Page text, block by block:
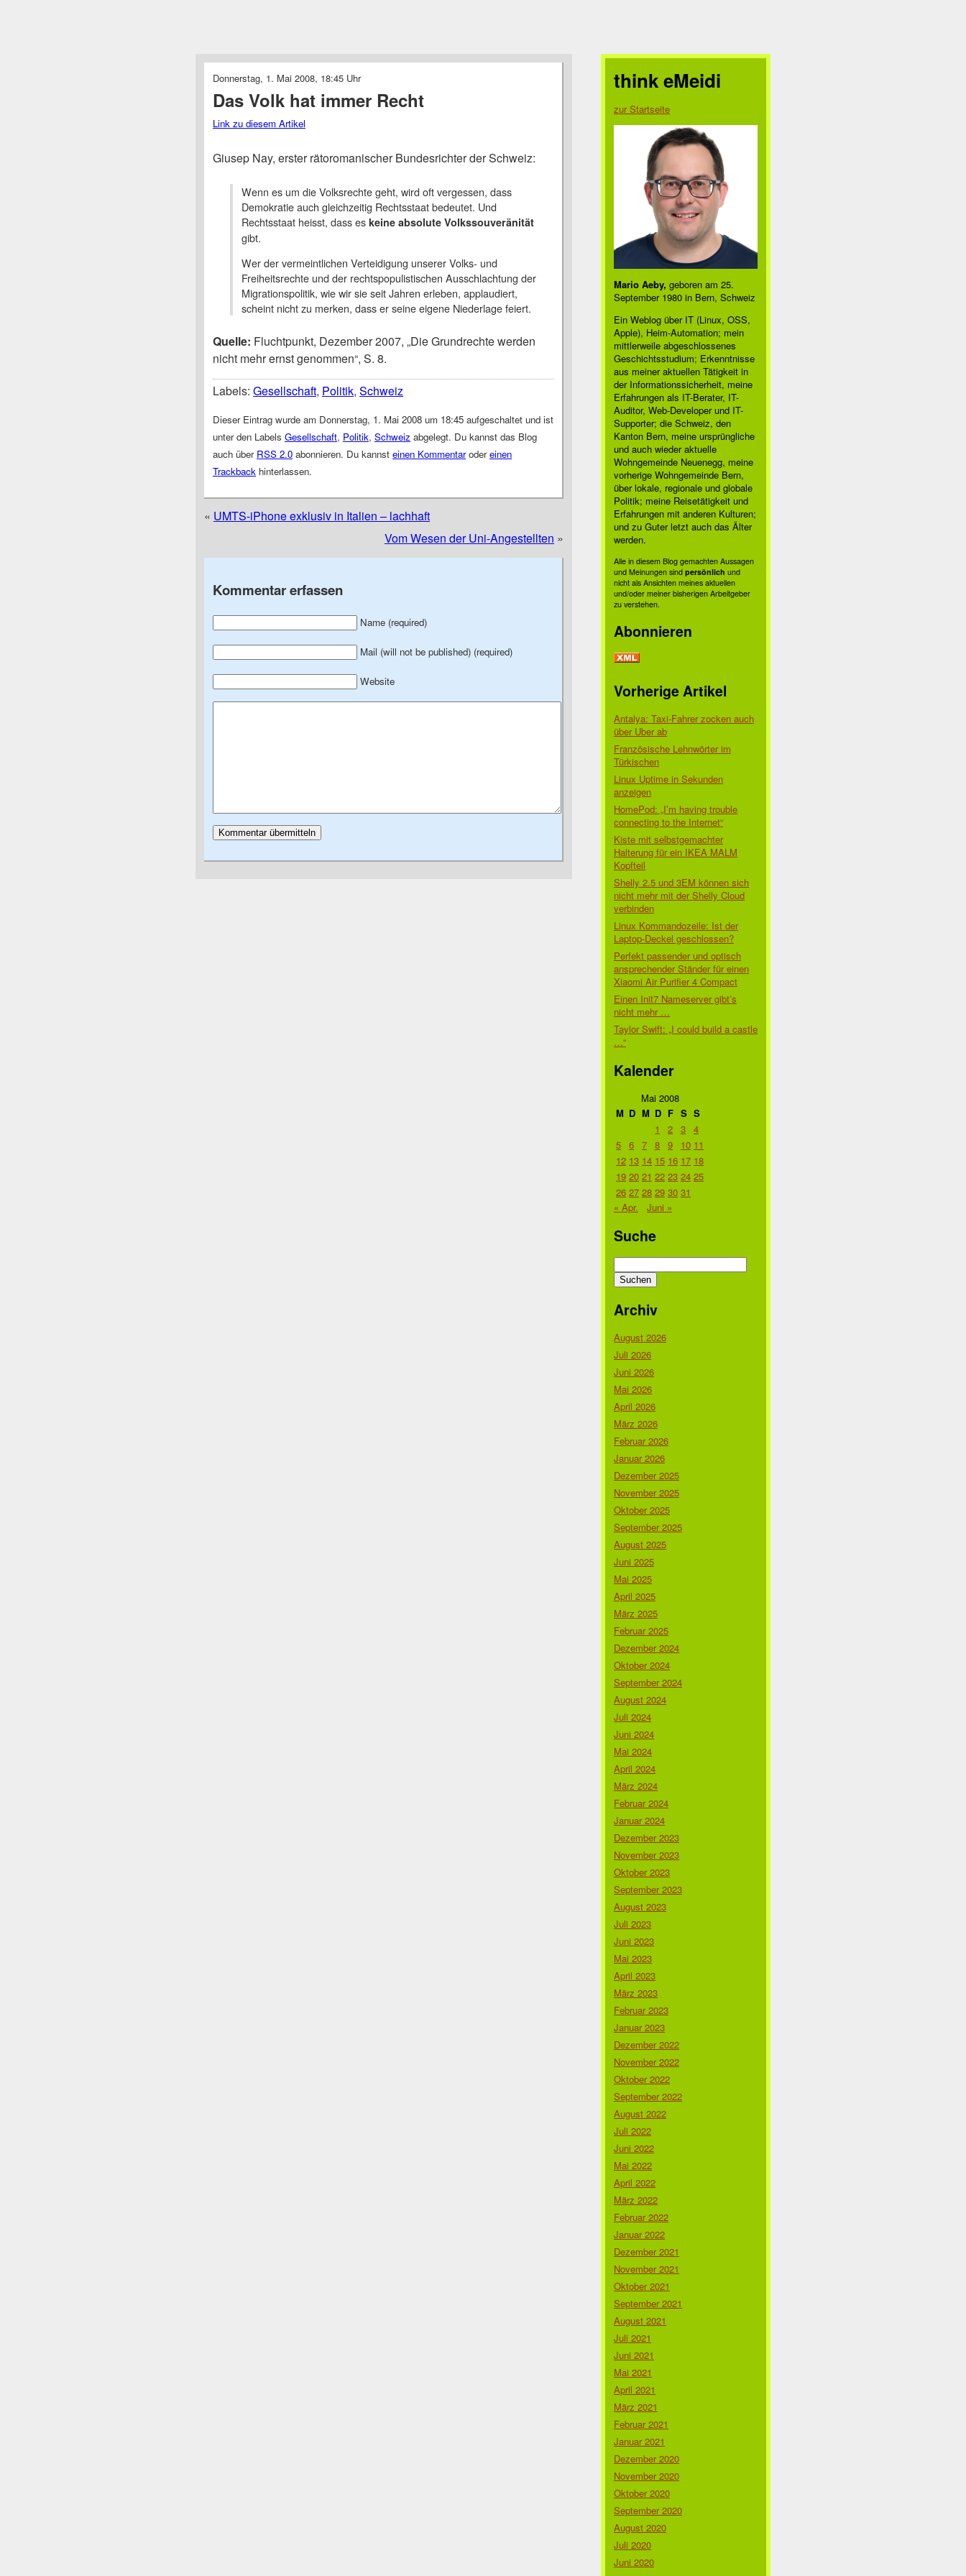
Donnerstag, 1. Mai 2008, 18:45 Uhr
Das Volk hat immer Recht
Link zu diesem Artikel
Giusep Nay, erster rätoromanischer Bundesrichter der Schweiz:
Wenn es um die Volksrechte geht, wird oft vergessen, dass
Demokratie auch gleichzeitig Rechtsstaat bedeutet. Und
Rechtsstaat heisst, dass es keine absolute Volkssouveränität
gibt.
Wer der vermeintlichen Verteidigung unserer Volks- und
Freiheitsrechte und der rechtspopulistischen Ausschlachtung der
Migrationspolitik, wie wir sie seit Jahren erleben, applaudiert,
scheint nicht zu merken, dass er seine eigene Niederlage feiert.
Quelle: Fluchtpunkt, Dezember 2007, „Die Grundrechte werden
nicht mehr ernst genommen“, S. 8.
Labels: Gesellschaft, Politik, Schweiz
Dieser Eintrag wurde am Donnerstag, 1. Mai 2008 um 18:45 aufgeschaltet und ist
unter den Labels Gesellschaft, Politik, Schweiz abgelegt. Du kannst das Blog
auch über RSS 2.0 abonnieren. Du kannst einen Kommentarodereinen
Trackback hinterlassen.
« UMTS-iPhone exklusiv in Italien – lachhaft
Vom Wesen der Uni-Angestellten »
Kommentar erfassen
Name (required)
Mail (will not be published) (required)
Website
think eMeidi
zur Startseite
Mario Aeby, geboren am 25.
September 1980 in Bern, Schweiz
Ein Weblog über IT (Linux, OSS,
Apple), Heim-Automation; mein
mittlerweile abgeschlossenes
Geschichtsstudium; Erkenntnisse
aus meiner aktuellen Tätigkeit in
der Informationssicherheit, meine
Erfahrungen als IT-Berater, IT-
Auditor, Web-Developer und IT-
Supporter; die Schweiz, den
Kanton Bern, meine ursprüngliche
und auch wieder aktuelle
Wohngemeinde Neuenegg, meine
vorherige Wohngemeinde Bern,
über lokale, regionale und globale
Politik; meine Reisetätigkeit und
Erfahrungen mit anderen Kulturen;
und zu Guter letzt auch das Älter
werden.
Alle in diesem Blog gemachten Aussagen
und Meinungen sind persönlich und
nicht als Ansichten meines aktuellen
und/oder meiner bisherigen Arbeitgeber
zu verstehen.
Abonnieren
Vorherige Artikel
Antalya: Taxi-Fahrer zocken auch
über Uber ab
Französische Lehnwörter im
Türkischen
Linux Uptime in Sekunden
anzeigen
HomePod: „I’m having trouble
connecting to the Internet“
Kiste mit selbstgemachter
Halterung für ein IKEA MALM
Kopfteil
Shelly 2.5 und 3EM können sich
nicht mehr mit der Shelly Cloud
verbinden
Linux Kommandozeile: Ist der
Laptop-Deckel geschlossen?
Perfekt passender und optisch
ansprechender Ständer für einen
Xiaomi Air Purifier 4 Compact
Einen Init7 Nameserver gibt’s
nicht mehr …
Taylor Swift: „I could build a castle
…“
Kalender
Mai 2008
M D M D F S S
1
2 3 4
5 6 7 8 9 10 11
12 13 14 15 16 17 18
19 20 21 22 23 24 25
26 27 28 29 30 31
« Apr.
Juni »
Suche
nach:
Archiv
August 2026
Juli 2026
Juni 2026
Mai 2026
April 2026
März 2026
Februar 2026
Januar 2026
Dezember 2025
November 2025
Oktober 2025
September 2025
August 2025
Juni 2025
Mai 2025
April 2025
März 2025
Februar 2025
Dezember 2024
Oktober 2024
September 2024
August 2024
Juli 2024
Juni 2024
Mai 2024
April 2024
März 2024
Februar 2024
Januar 2024
Dezember 2023
November 2023
Oktober 2023
September 2023
August 2023
Juli 2023
Juni 2023
Mai 2023
April 2023
März 2023
Februar 2023
Januar 2023
Dezember 2022
November 2022
Oktober 2022
September 2022
August 2022
Juli 2022
Juni 2022
Mai 2022
April 2022
März 2022
Februar 2022
Januar 2022
Dezember 2021
November 2021
Oktober 2021
September 2021
August 2021
Juli 2021
Juni 2021
Mai 2021
April 2021
März 2021
Februar 2021
Januar 2021
Dezember 2020
November 2020
Oktober 2020
September 2020
August 2020
Juli 2020
Juni 2020